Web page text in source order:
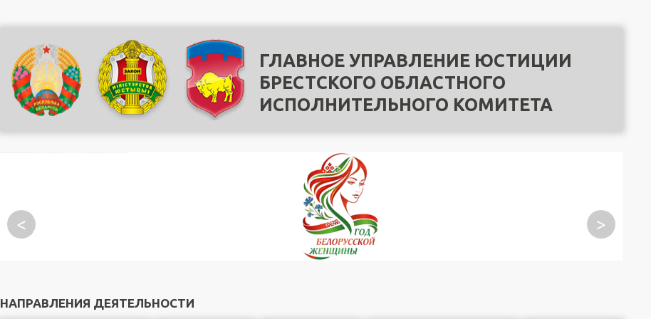
ГЛАВНОЕ УПРАВЛЕНИЕ ЮСТИЦИИ
БРЕСТСКОГО ОБЛАСТНОГО
ИСПОЛНИТЕЛЬНОГО КОМИТЕТА
< >
НАПРАВЛЕНИЯ ДЕЯТЕЛЬНОСТИ